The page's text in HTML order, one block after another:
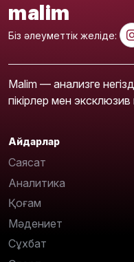
malim
Біз әлеуметтік желіде:
Malim — анализге
пікірлер мен
Айдарлар
Саясат
Аналитика
Қоғам
Мәдениет
Сұхбат